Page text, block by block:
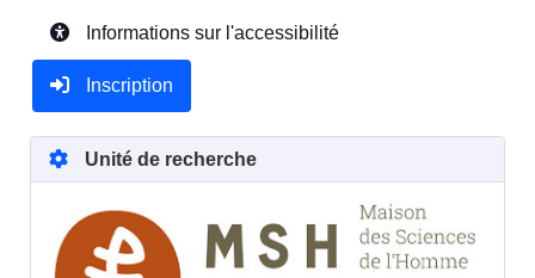
Informations sur l'accessibilité
Inscription
Unité de recherche